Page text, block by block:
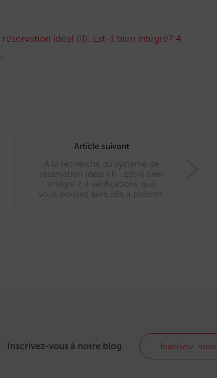
idéal (II): Est-il bien intégré? 4
Article suivant
A la recherche du système de
réservation idéal (II) : Est-il bien
intégré ? 4 vérifications que
vous pouvez faire dès à présent.
Inscrivez-vous à notre blog Inscrivez-vous